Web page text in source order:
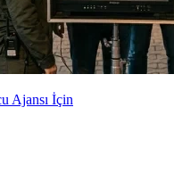
Ajansı İçin